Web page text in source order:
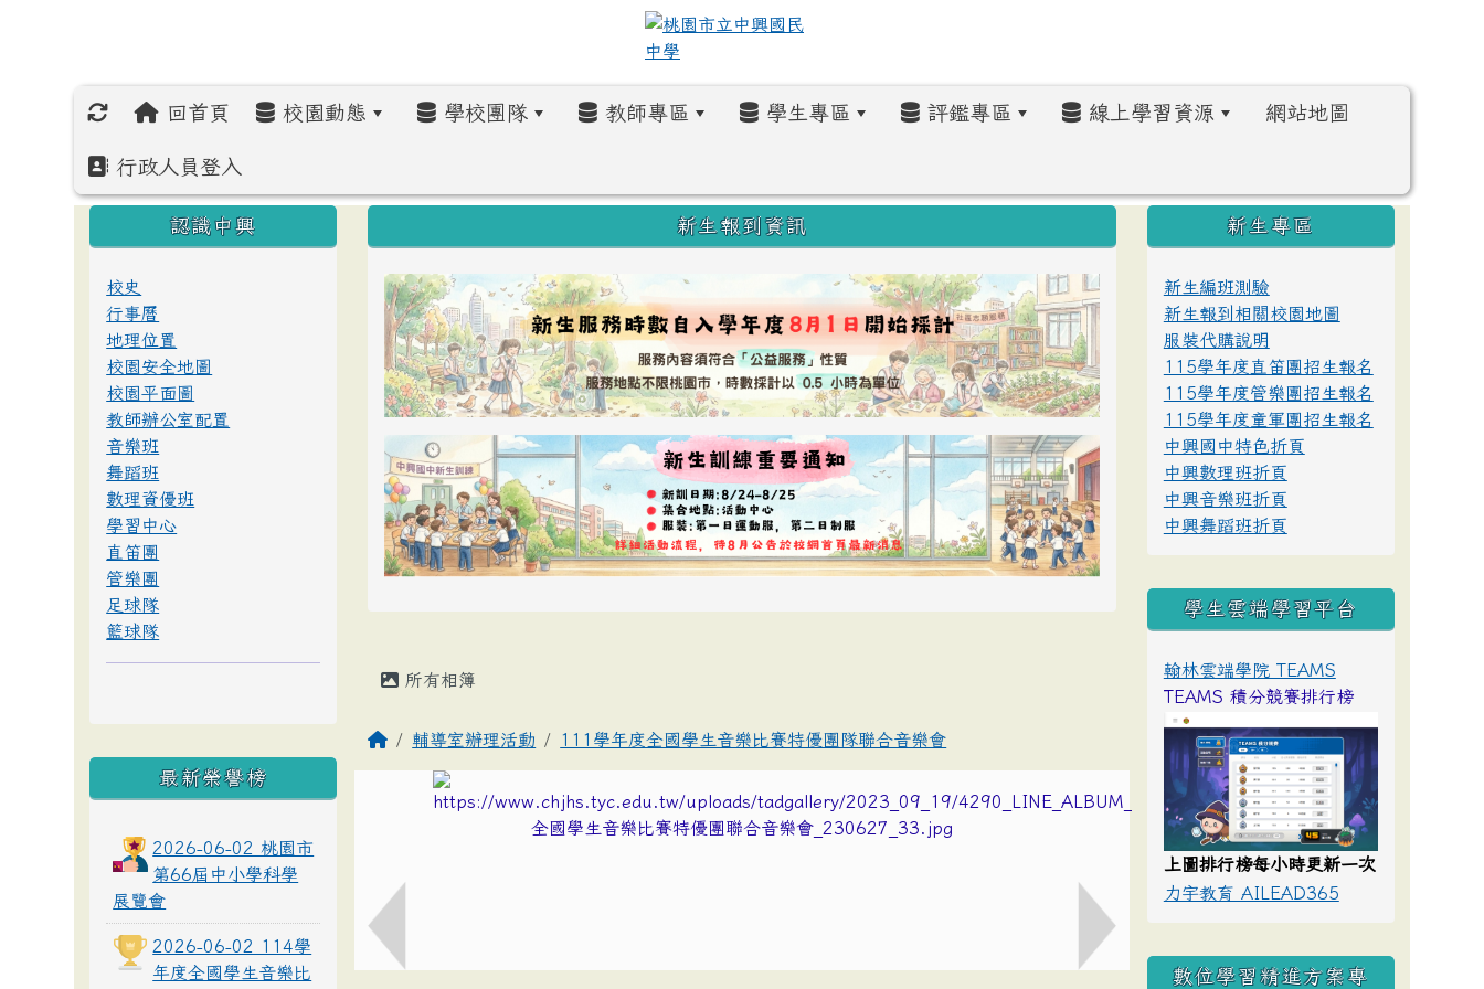
回首頁 校園動態 學校團隊 教師專區 學生專區 評鑑專區 線上學習資源 網站地圖
行政人員登入
:::
新生報到資訊
所有相簿
輔導室辦理活動 111學年度全國學生音樂比賽特優團隊聯合音樂會
:::
認識中興
校史
行事曆
地理位置
校園安全地圖
校園平面圖
教師辦公室配置
音樂班
舞蹈班
數理資優班
學習中心
直笛團
管樂團
足球隊
籃球隊
最新榮譽榜
2026-06-02 桃園市
第66屆中小學科學
展覽會
2026-06-02 114學
年度全國學生音樂比
:::
新生專區
新生編班測驗
新生報到相關校園地圖
服裝代購說明
115學年度直笛團招生報名
115學年度管樂團招生報名
115學年度童軍團招生報名
中興國中特色折頁
中興數理班折頁
中興音樂班折頁
中興舞蹈班折頁
學生雲端學習平台
翰林雲端學院 TEAMS
TEAMS 積分競賽排行榜
上圖排行榜每小時更新一次
力宇教育 AILEAD365
數位學習精進方案專